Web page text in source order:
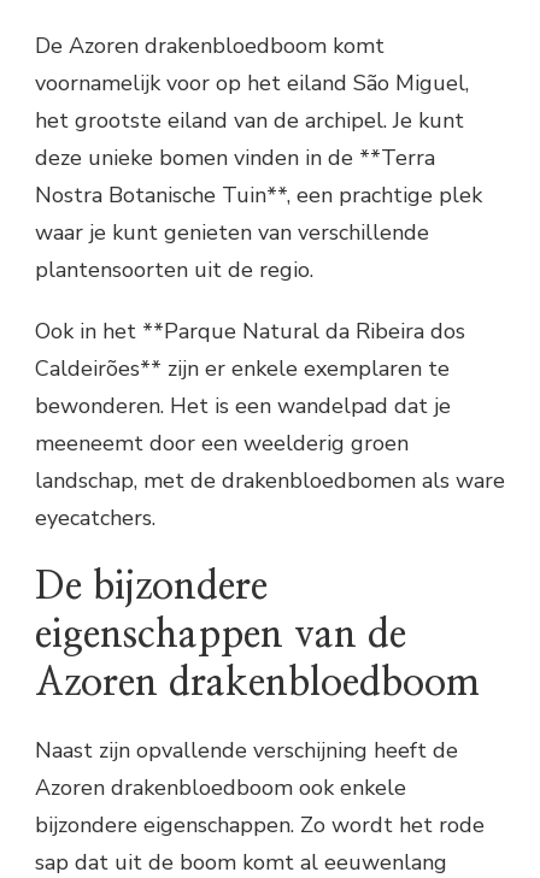
De Azoren drakenbloedboom komt
voornamelijk voor op het eiland São Miguel,
het grootste eiland van de archipel. Je kunt
deze unieke bomen vinden in de **Terra
Nostra Botanische Tuin**, een prachtige plek
waar je kunt genieten van verschillende
plantensoorten uit de regio.
Ook in het **Parque Natural da Ribeira dos
Caldeirões** zijn er enkele exemplaren te
bewonderen. Het is een wandelpad dat je
meeneemt door een weelderig groen
landschap, met de drakenbloedbomen als ware
eyecatchers.
De bijzondere
eigenschappen van de
Azoren drakenbloedboom
Naast zijn opvallende verschijning heeft de
Azoren drakenbloedboom ook enkele
bijzondere eigenschappen. Zo wordt het rode
sap dat uit de boom komt al eeuwenlang